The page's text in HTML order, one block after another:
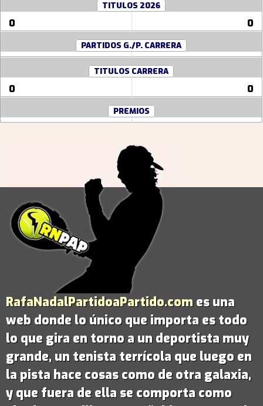
TITULOS 2026
0 0
PARTIDOS G./P. CARRERA
TITULOS CARRERA
0 0
PREMIOS
RafaNadalPartidoaPartido.com es una
web donde lo único que importa es todo
lo que gira en torno a un deportista muy
grande, un tenista terrícola que luego en
la pista hace cosas como de otra galaxia,
y que fuera de ella se comporta como